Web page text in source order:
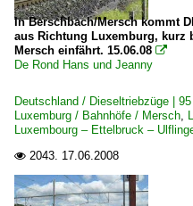
In Berschbach/Mersch kommt
aus Richtung Luxemburg, kurz
Mersch einfährt. 15.06.08 
De Rond Hans und Jeanny
Deutschland / Dieseltriebzüge |
Luxemburg / Bahnhöfe / Mersch,
Luxembourg – Ettelbruck –
 2043. 17.06.2008